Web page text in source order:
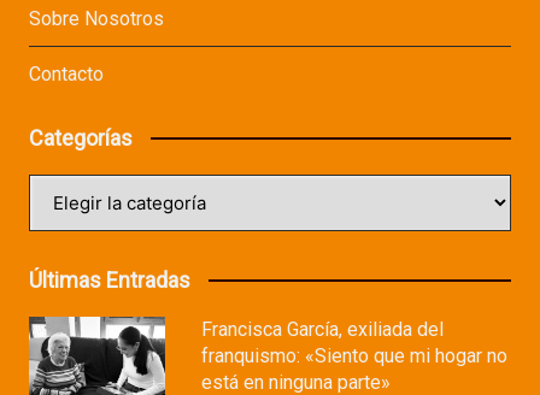
Sobre Nosotros
Contacto
Categorías
Últimas Entradas
Francisca García, exiliada del
franquismo: «Siento que mi hogar no
está en ninguna parte»